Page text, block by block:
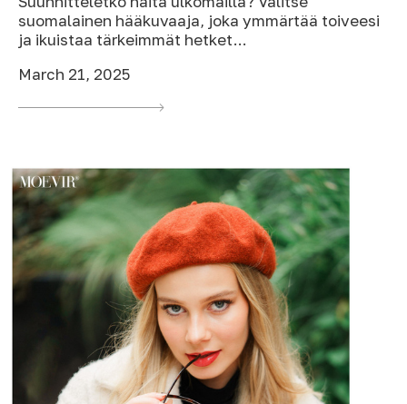
suomalainen hääkuvaaja, joka ymmärtää toiveesi
ja ikuistaa tärkeimmät hetket...
March 21, 2025